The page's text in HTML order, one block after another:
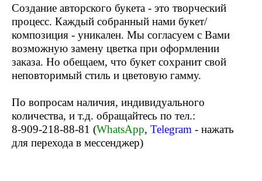
Создание авторского букета - это творческий
процесс. Каждый собранный нами букет/
композиция - уникален. Мы согласуем с Вами
возможную замену цветка при оформлении
заказа. Но обещаем, что букет сохранит свой
неповторимый стиль и цветовую гамму.
По вопросам наличия, индивидуального
количества, и т.д. обращайтесь по тел.:
8-909-218-88-81 (WhatsApp, Telegram - нажать
для перехода в мессенджер)